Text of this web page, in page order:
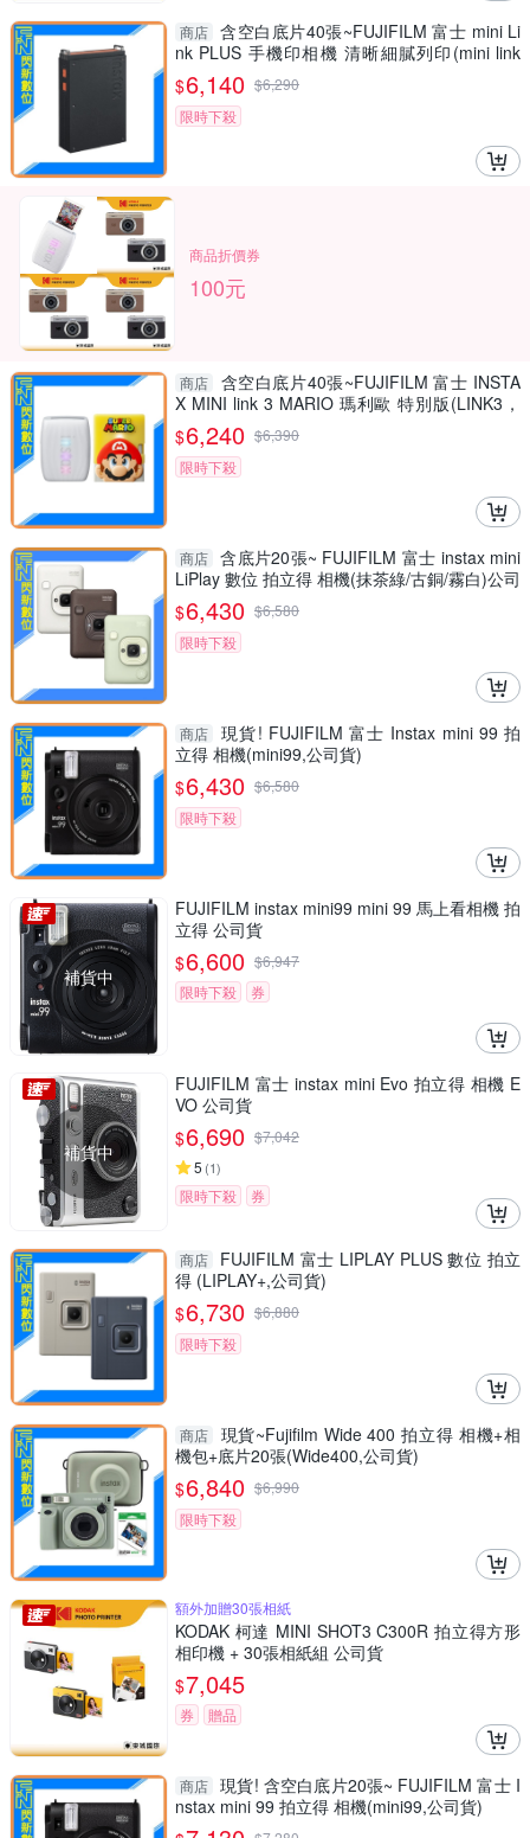
商店 含空白底片40張~FUJIFILM 富士 mini Li
nk PLUS 手機印相機 清晰細膩列印(mini link
+，公司貨)
$6,140 $6,290
限時下殺
商品折價券
100元
商店
含空白底片40張~FUJIFILM 富士 INSTA
X MINI link 3 MARIO 瑪利歐 特別版(LINK3，
公司貨)拍立得 手機印相機
$6,240 $6,390
限時下殺
商店 含底片20張~ FUJIFILM 富士 instax mini
LiPlay 數位 拍立得 相機(抹茶綠/古銅/霧白)公司
貨
$6,430 $6,580
限時下殺
商店
現貨! FUJIFILM 富士 Instax mini 99 拍
立得 相機(mini99,公司貨)
$6,430 $6,580
限時下殺
補貨中
FUJIFILM instax mini99 mini 99 馬上看相機 拍
立得 公司貨
$6,600 $6,947
限時下殺
券
補貨中
FUJIFILM 富士 instax mini Evo 拍立得 相機 E
VO 公司貨
$6,690 $7,042
5 (1)
限時下殺 券
商店
FUJIFILM 富士 LIPLAY PLUS 數位 拍立
得 (LIPLAY+,公司貨)
$6,730 $6,880
限時下殺
商店
現貨~Fujifilm Wide 400 拍立得 相機+相
機包+底片20張(Wide400,公司貨)
$6,840 $6,990
限時下殺
額外加贈30張相紙
KODAK 柯達 MINI SHOT3 C300R 拍立得方形
相印機 + 30張相紙組 公司貨
$7,045
券 贈品
商店 現貨! 含空白底片20張~ FUJIFILM 富士 I
nstax mini 99 拍立得 相機(mini99,公司貨)